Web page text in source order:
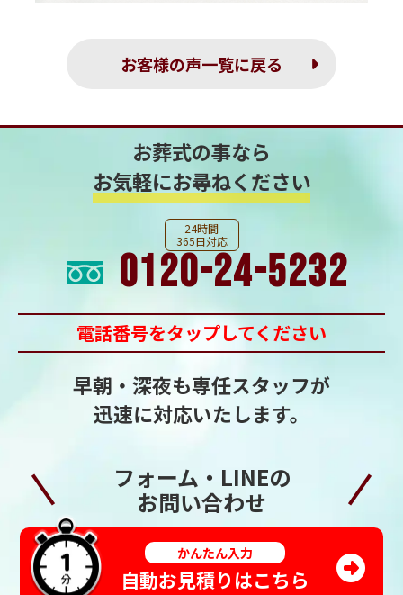
お客様の声一覧に戻る
お葬式の事なら
お気軽にお尋ねください
24時間
365日対応
0120-24-5232
電話番号をタップしてください
早朝・深夜も専任スタッフが
迅速に対応いたします。
フォーム・LINEの
お問い合わせ
かんたん入力
自動お見積りはこちら